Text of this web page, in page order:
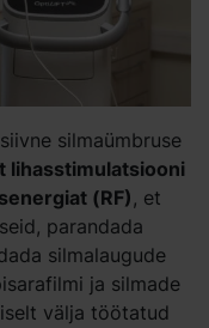
silmaümbruse
lihasstimulatsiooni
(RF) , et
parandada
silmalaugude
ja silmade
välja töötatud